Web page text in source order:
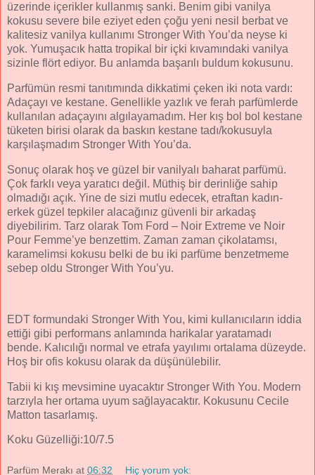
üzerinde içerikler kullanmış sanki. Benim gibi vanilya
kokusu severe bile eziyet eden çoğu yeni nesil berbat ve
kalitesiz vanilya kullanımı Stronger With You’da neyse ki
yok. Yumuşacık hatta tropikal bir içki kıvamındaki vanilya
sizinle flört ediyor. Bu anlamda başarılı buldum kokusunu.
Parfümün resmi tanıtımında dikkatimi çeken iki nota vardı:
Adaçayı ve kestane. Genellikle yazlık ve ferah parfümlerde
kullanılan adaçayını algılayamadım. Her kış bol bol kestane
tüketen birisi olarak da baskın kestane tadı/kokusuyla
karşılaşmadım Stronger With You’da.
Sonuç olarak hoş ve güzel bir vanilyalı baharat parfümü.
Çok farklı veya yaratıcı değil. Müthiş bir derinliğe sahip
olmadığı açık. Yine de sizi mutlu edecek, etraftan kadın-
erkek güzel tepkiler alacağınız güvenli bir arkadaş
diyebilirim. Tarz olarak Tom Ford – Noir Extreme ve Noir
Pour Femme’ye benzettim. Zaman zaman çikolatamsı,
karamelimsi kokusu belki de bu iki parfüme benzetmeme
sebep oldu Stronger With You’yu.
EDT formundaki Stronger With You, kimi kullanıcıların iddia
ettiği gibi performans anlamında harikalar yaratamadı
bende. Kalıcılığı normal ve etrafa yayılımı ortalama düzeyde.
Hoş bir ofis kokusu olarak da düşünülebilir.
Tabii ki kış mevsimine uyacaktır Stronger With You. Modern
tarzıyla her ortama uyum sağlayacaktır. Kokusunu Cecile
Matton tasarlamış.
Koku Güzelliği:10/7.5
Parfüm Merakı at 06:32 Hiç yorum yok: